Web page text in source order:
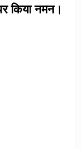
किया नमन।